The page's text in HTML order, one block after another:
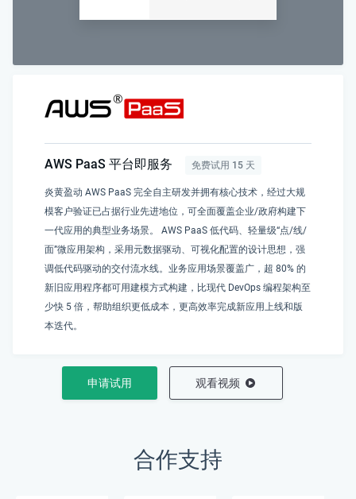
AWS PaaS 平台即服务 免费试用 15 天
炎黄盈动 AWS PaaS 完全自主研发并拥有核心技术，经过大规
模客户验证已占据行业先进地位，可全面覆盖企业/政府构建下
一代应用的典型业务场景。 AWS PaaS 低代码、轻量级“点/线/
面”微应用架构，采用元数据驱动、可视化配置的设计思想，强
调低代码驱动的交付流水线。业务应用场景覆盖广，超 80% 的
新旧应用程序都可用建模方式构建，比现代 DevOps 编程架构至
少快 5 倍，帮助组织更低成本，更高效率完成新应用上线和版
本迭代。
申请试用 观看视频
合作支持